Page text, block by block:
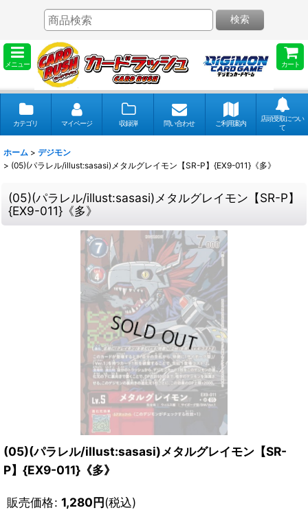
メニュー カート
検索
カテゴリ マイページ 収録弾 問い合わせ ご利用案内
店頭受取につい
て
ホーム > デジモン
> (05)(パラレル/illust:sasasi)メタルグレイモン【SR-P】{EX9-011}《多》
(05)(パラレル/illust:sasasi)メタルグレイモン【SR-P】
{EX9-011}《多》
(05)(パラレル/illust:sasasi)メタルグレイモン【SR-
P】{EX9-011}《多》
販売価格: 1,280円(税込)